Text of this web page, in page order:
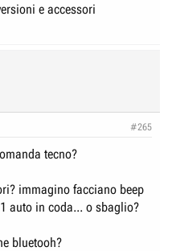
e accessori
#265
tecno?
immagino facciano beep
auto in coda... o sbaglio?
bluetooh?